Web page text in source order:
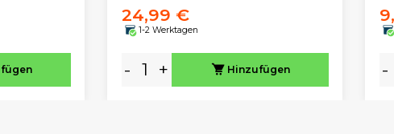
24,99 €
1-2 Werktagen
- + Hinzufügen -